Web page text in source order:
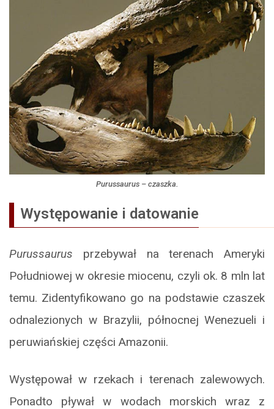
Purussaurus– czaszka.
Występowanie i datowanie
Purussaurus przebywał na terenach Ameryki
Południowej w okresie miocenu, czyli ok. 8 mln lat
temu. Zidentyfikowano go na podstawie czaszek
odnalezionych w Brazylii, północnej Wenezueli i
peruwiańskiej części Amazonii.
Występował w rzekach i terenach zalewowych.
Ponadto pływał w wodach morskich wraz z